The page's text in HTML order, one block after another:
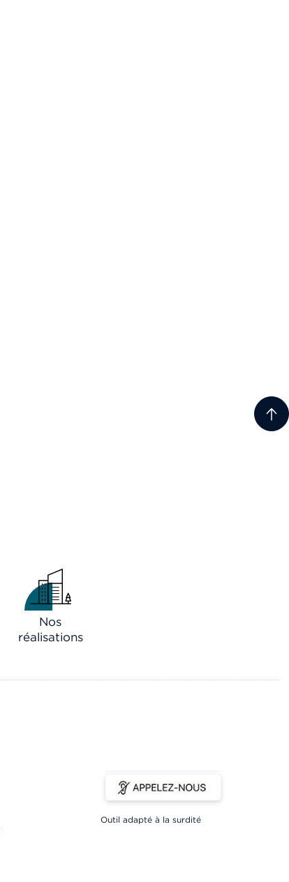
Nos
réalisations
Outil adapté à la surdité